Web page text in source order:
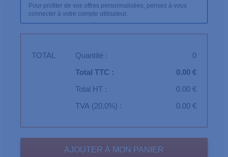
Pour profiter de vos offres personnalisées, pensez à vous
connecter à votre compte utilisateur.
TOTAL Quantité :
0
Total TTC :
0.00 €
Total HT :
0.00 €
TVA (20,0%) :
0.00 €